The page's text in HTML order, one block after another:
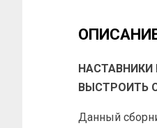
НАСТАВНИКИ
ВЫСТРОИТЬ
Данный